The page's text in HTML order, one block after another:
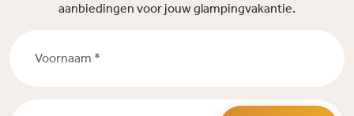
aanbiedingen voor jouw glampingvakantie.